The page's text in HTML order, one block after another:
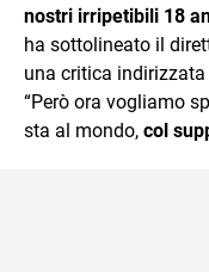
nostri irripetibili 18
ha sottolineato il
una critica
“Però ora vogliamo
sta al mondo, col